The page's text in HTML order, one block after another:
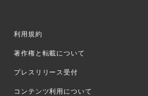
利用規約
著作権と転載について
プレスリリース受付
コンテンツ利用について